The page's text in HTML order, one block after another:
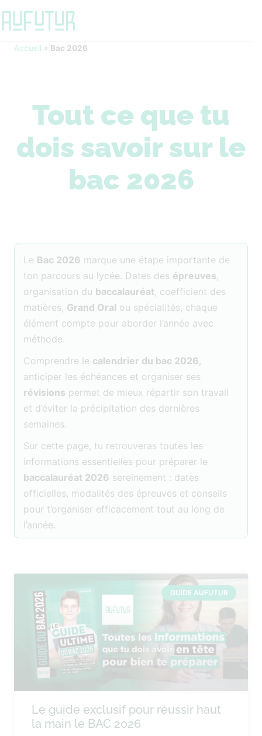
Accueil » Bac 2026
Tout ce que tu
dois savoir sur le
bac 2026
Le Bac 2026 marque une étape importante de
ton parcours au lycée. Dates des épreuves,
organisation du baccalauréat, coefficient des
matières, Grand Oral ou spécialités, chaque
élément compte pour aborder l’année avec
méthode.
Comprendre le calendrier du bac 2026,
anticiper les échéances et organiser ses
révisions permet de mieux répartir son travail
et d’éviter la précipitation des dernières
semaines.
Sur cette page, tu retrouveras toutes les
informations essentielles pour préparer le
baccalauréat 2026 sereinement : dates
officielles, modalités des épreuves et conseils
pour t’organiser efficacement tout au long de
l’année.
GUIDE AUFUTUR
Le guide exclusif pour réussir haut
la main le BAC 2026